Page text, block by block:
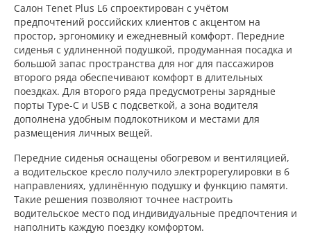
Салон Tenet Plus L6 спроектирован с учётом
предпочтений российских клиентов с акцентом на
простор, эргономику и ежедневный комфорт. Передние
сиденья с удлиненной подушкой, продуманная посадка и
большой запас пространства для ног для пассажиров
второго ряда обеспечивают комфорт в длительных
поездках. Для второго ряда предусмотрены зарядные
порты Type-C и USB с подсветкой, а зона водителя
дополнена удобным подлокотником и местами для
размещения личных вещей.
Передние сиденья оснащены обогревом и вентиляцией,
а водительское кресло получило электрорегулировки в 6
направлениях, удлинённую подушку и функцию памяти.
Такие решения позволяют точнее настроить
водительское место под индивидуальные предпочтения и
наполнить каждую поездку комфортом.